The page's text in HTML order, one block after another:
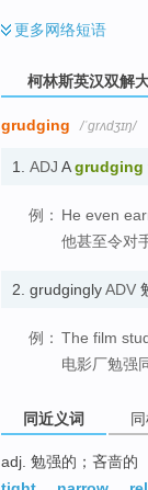
更多网络短语
柯林斯英汉双解
grudging /ˈgrʌdʒɪŋ/
1. ADJ Agrudging
例： He even
他甚至令对
2. grudginglyADV
例： The film
电影厂勉强
同近义词
adj. 勉强的；吝啬的